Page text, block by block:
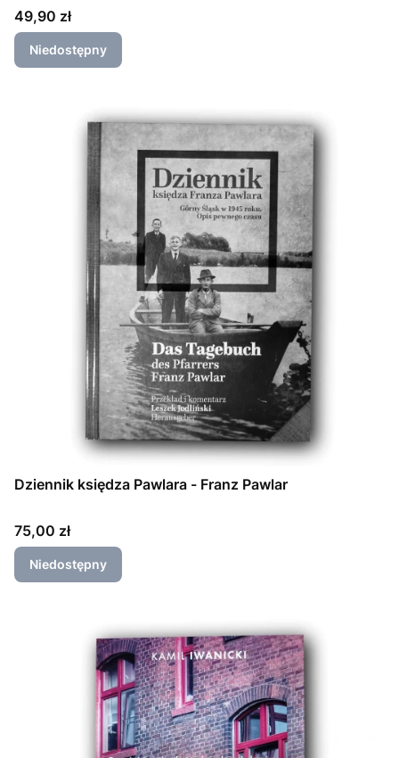
Cena
49,90 zł
Niedostępny
Dziennik księdza Pawlara - Franz Pawlar
Cena
75,00 zł
Niedostępny